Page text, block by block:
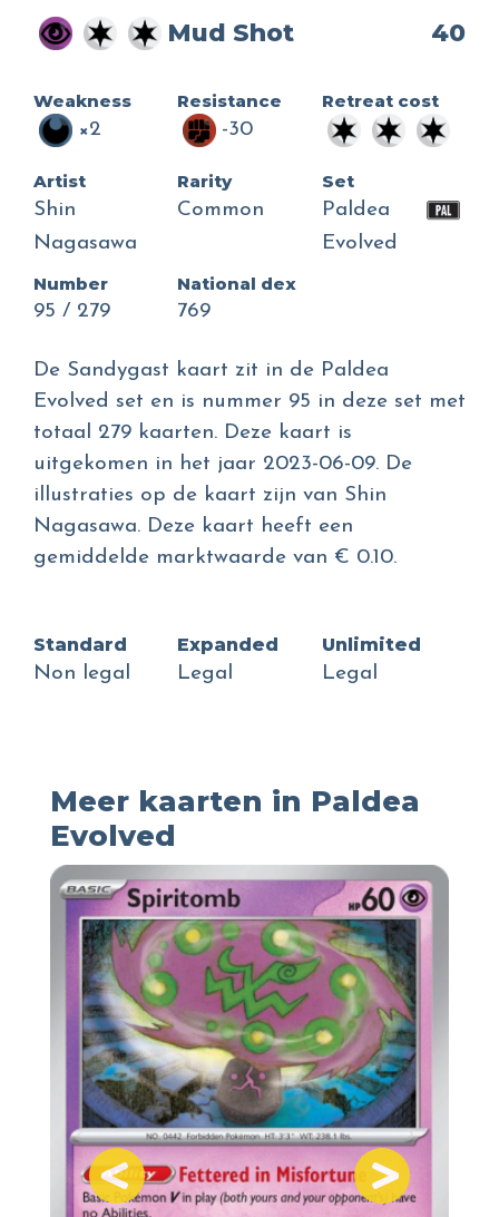
Mud Shot
40
Weakness
×2
Resistance
-30
Retreat cost
Artist
Shin
Nagasawa
Rarity
Common
Set
Paldea
Evolved
Number
95 / 279
National dex
769
De Sandygast kaart zit in de Paldea
Evolved set en is nummer 95 in deze set met
totaal 279 kaarten. Deze kaart is
uitgekomen in het jaar 2023-06-09. De
illustraties op de kaart zijn van Shin
Nagasawa. Deze kaart heeft een
gemiddelde marktwaarde van € 0.10.
Standard
Non legal
Expanded
Legal
Unlimited
Legal
Meer kaarten in Paldea
Evolved